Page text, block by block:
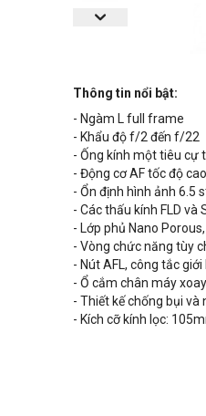
Thông tin nổi bật:
- Ngàm L full frame
- Khẩu độ f/2 đến f/22
- Ống kính một tiêu cự
- Động cơ AF tốc độ
- Ổn định hình ảnh 6.5
- Các thấu kính FLD và
- Lớp phủ Nano
- Vòng chức năng tùy
- Nút AFL, công tắc
- Ổ cắm chân máy
- Thiết kế chống bụi và
- Kích cỡ kính lọc: